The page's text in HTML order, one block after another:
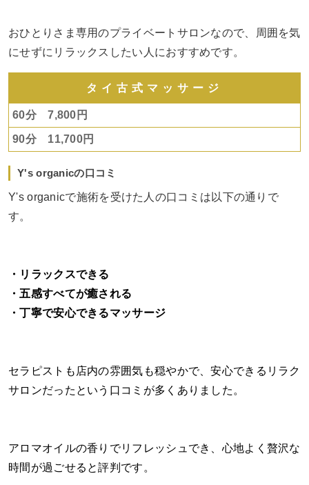
おひとりさま専用のプライベートサロンなので、周囲を気
にせずにリラックスしたい人におすすめです。
タイ古式マッサージ
60分 7,800円
90分 11,700円
Y's organicの口コミ
Y's organicで施術を受けた人の口コミは以下の通りで
す。
・リラックスできる
・五感すべてが癒される
・丁寧で安心できるマッサージ
セラピストも店内の雰囲気も穏やかで、安心できるリラク
サロンだったという口コミが多くありました。
アロマオイルの香りでリフレッシュでき、心地よく贅沢な
時間が過ごせると評判です。